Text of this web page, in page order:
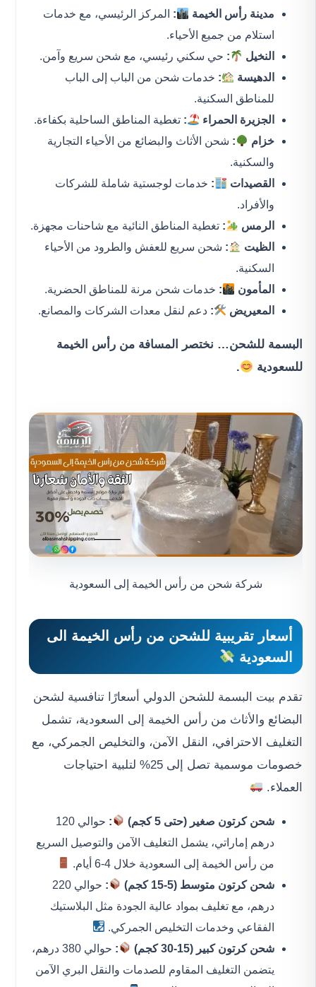
مدينة رأس الخيمة : المركز الرئيسي، مع خدمات
استلام من جميع الأحياء.
النخيل
: حي سكني رئيسي، مع شحن سريع وآمن.
الدهيسة
: خدمات شحن من الباب إلى الباب
للمناطق السكنية.
الجزيرة الحمراء
: تغطية المناطق الساحلية بكفاءة.
خزام
: شحن الأثاث والبضائع من الأحياء التجارية
والسكنية.
القصيدات
: خدمات لوجستية شاملة للشركات
والأفراد.
الرمس
: تغطية المناطق النائية مع شاحنات مجهزة.
الظيت
: شحن سريع للعفش والطرود من الأحياء
السكنية.
المأمون
: خدمات شحن مرنة للمناطق الحضرية.
المعيريض
: دعم لنقل معدات الشركات والمصانع.
البسمة للشحن… نختصر المسافة من رأس الخيمة
للسعودية
.
شركة شحن من رأس الخيمة إلى السعودية
أسعار تقريبية للشحن من رأس الخيمة الى
السعودية
تقدم بيت البسمة للشحن الدولي أسعارًا تنافسية لشحن
البضائع والأثاث من رأس الخيمة إلى السعودية، تشمل
التغليف الاحترافي، النقل الآمن، والتخليص الجمركي، مع
خصومات موسمية تصل إلى 25% لتلبية احتياجات
العملاء.
شحن كرتون صغير (حتى 5 كجم) :
حوالي 120
درهم إماراتي، يشمل التغليف الآمن والتوصيل السريع
من رأس الخيمة إلى السعودية خلال 4-6 أيام.
شحن كرتون متوسط (5-15 كجم)
:
حوالي 220
درهم، مع تغليف بمواد عالية الجودة مثل البلاستيك
الفقاعي وخدمات التخليص الجمركي.
شحن كرتون كبير (15-30 كجم)
:
حوالي 380 درهم،
يتضمن التغليف المقاوم للصدمات والنقل البري الآمن